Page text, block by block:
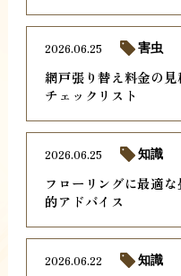
網戸張り替え料金の
チェックリスト
2026.06.25 害虫
フローリングに最適
的アドバイス
2026.06.25 知識
2026.06.22 知識